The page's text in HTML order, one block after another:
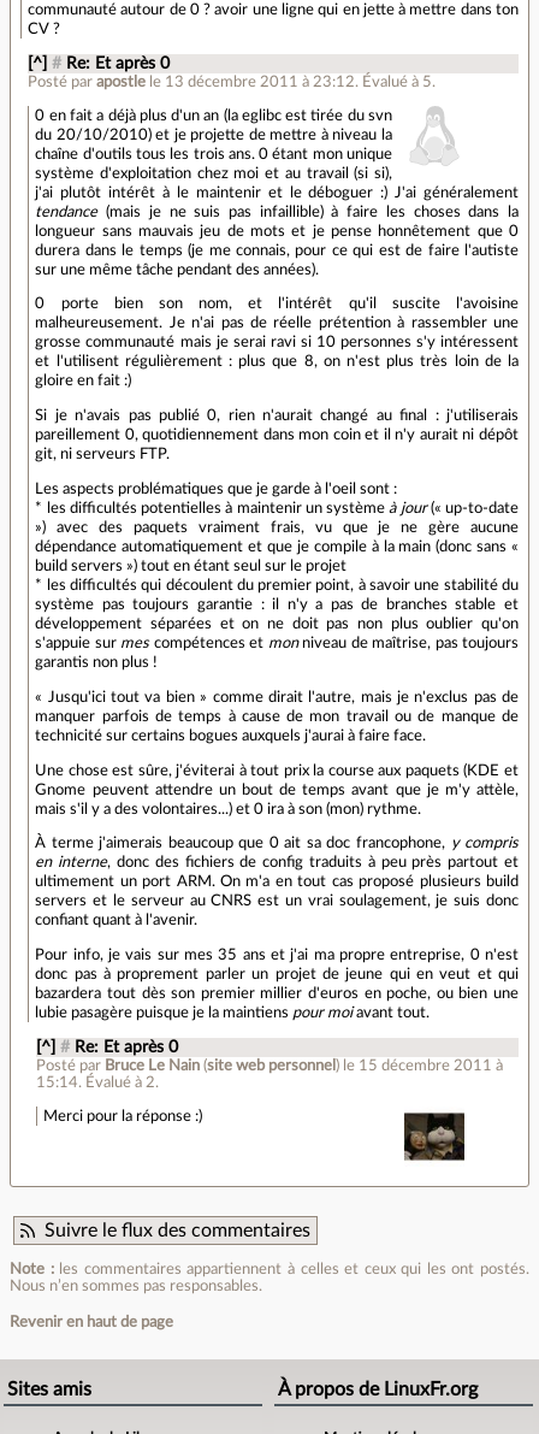
communauté autour de 0 ? avoir une ligne qui en jette à mettre dans ton
CV ?
[^] # Re: Et après 0
Posté parapostle le 13 décembre 2011 à 23:12. Évalué à 5.
0 en fait a déjà plus d'un an (la eglibc est tirée du svn
du 20/10/2010) et je projette de mettre à niveau la
chaîne d'outils tous les trois ans. 0 étant mon unique
système d'exploitation chez moi et au travail (si si),
j'ai plutôt intérêt à le maintenir et le déboguer :) J'ai généralement
tendance(mais je ne suis pas infaillible) à faire les choses dans la
longueur sans mauvais jeu de mots et je pense honnêtement que 0
durera dans le temps (je me connais, pour ce qui est de faire l'autiste
sur une même tâche pendant des années).
0 porte bien son nom, et l'intérêt qu'il suscite l'avoisine
malheureusement. Je n'ai pas de réelle prétention à rassembler une
grosse communauté mais je serai ravi si 10 personnes s'y intéressent
et l'utilisent régulièrement : plus que 8, on n'est plus très loin de la
gloire en fait :)
Si je n'avais pas publié 0, rien n'aurait changé au final : j'utiliserais
pareillement 0, quotidiennement dans mon coin et il n'y aurait ni dépôt
git, ni serveurs FTP.
Les aspects problématiques que je garde à l'oeil sont :
* les difficultés potentielles à maintenir un systèmeà jour(« up-to-date
») avec des paquets vraiment frais, vu que je ne gère aucune
dépendance automatiquement et que je compile à la main (donc sans «
build servers ») tout en étant seul sur le projet
* les difficultés qui découlent du premier point, à savoir une stabilité du
système pas toujours garantie : il n'y a pas de branches stable et
développement séparées et on ne doit pas non plus oublier qu'on
s'appuie sur mescompétences et monniveau de maîtrise, pas toujours
garantis non plus !
« Jusqu'ici tout va bien » comme dirait l'autre, mais je n'exclus pas de
manquer parfois de temps à cause de mon travail ou de manque de
technicité sur certains bogues auxquels j'aurai à faire face.
Une chose est sûre, j'éviterai à tout prix la course aux paquets (KDE et
Gnome peuvent attendre un bout de temps avant que je m'y attèle,
mais s'il y a des volontaires...) et 0 ira à son (mon) rythme.
À terme j'aimerais beaucoup que 0 ait sa doc francophone, y compris
en interne, donc des fichiers de config traduits à peu près partout et
ultimement un port ARM. On m'a en tout cas proposé plusieurs build
servers et le serveur au CNRS est un vrai soulagement, je suis donc
confiant quant à l'avenir.
Pour info, je vais sur mes 35 ans et j'ai ma propre entreprise, 0 n'est
donc pas à proprement parler un projet de jeune qui en veut et qui
bazardera tout dès son premier millier d'euros en poche, ou bien une
lubie pasagère puisque je la maintiens pour moiavant tout.
[^] # Re: Et après 0
Posté par Bruce Le Nain(site web personnel ) le 15 décembre 2011 à
15:14. Évalué à 2.
Merci pour la réponse :)
Suivre le flux des commentaires
Note :les commentaires appartiennent à celles et ceux qui les ont postés.
Nous n’en sommes pas responsables.
Revenir en haut de page
Sites amis À propos de LinuxFr.org